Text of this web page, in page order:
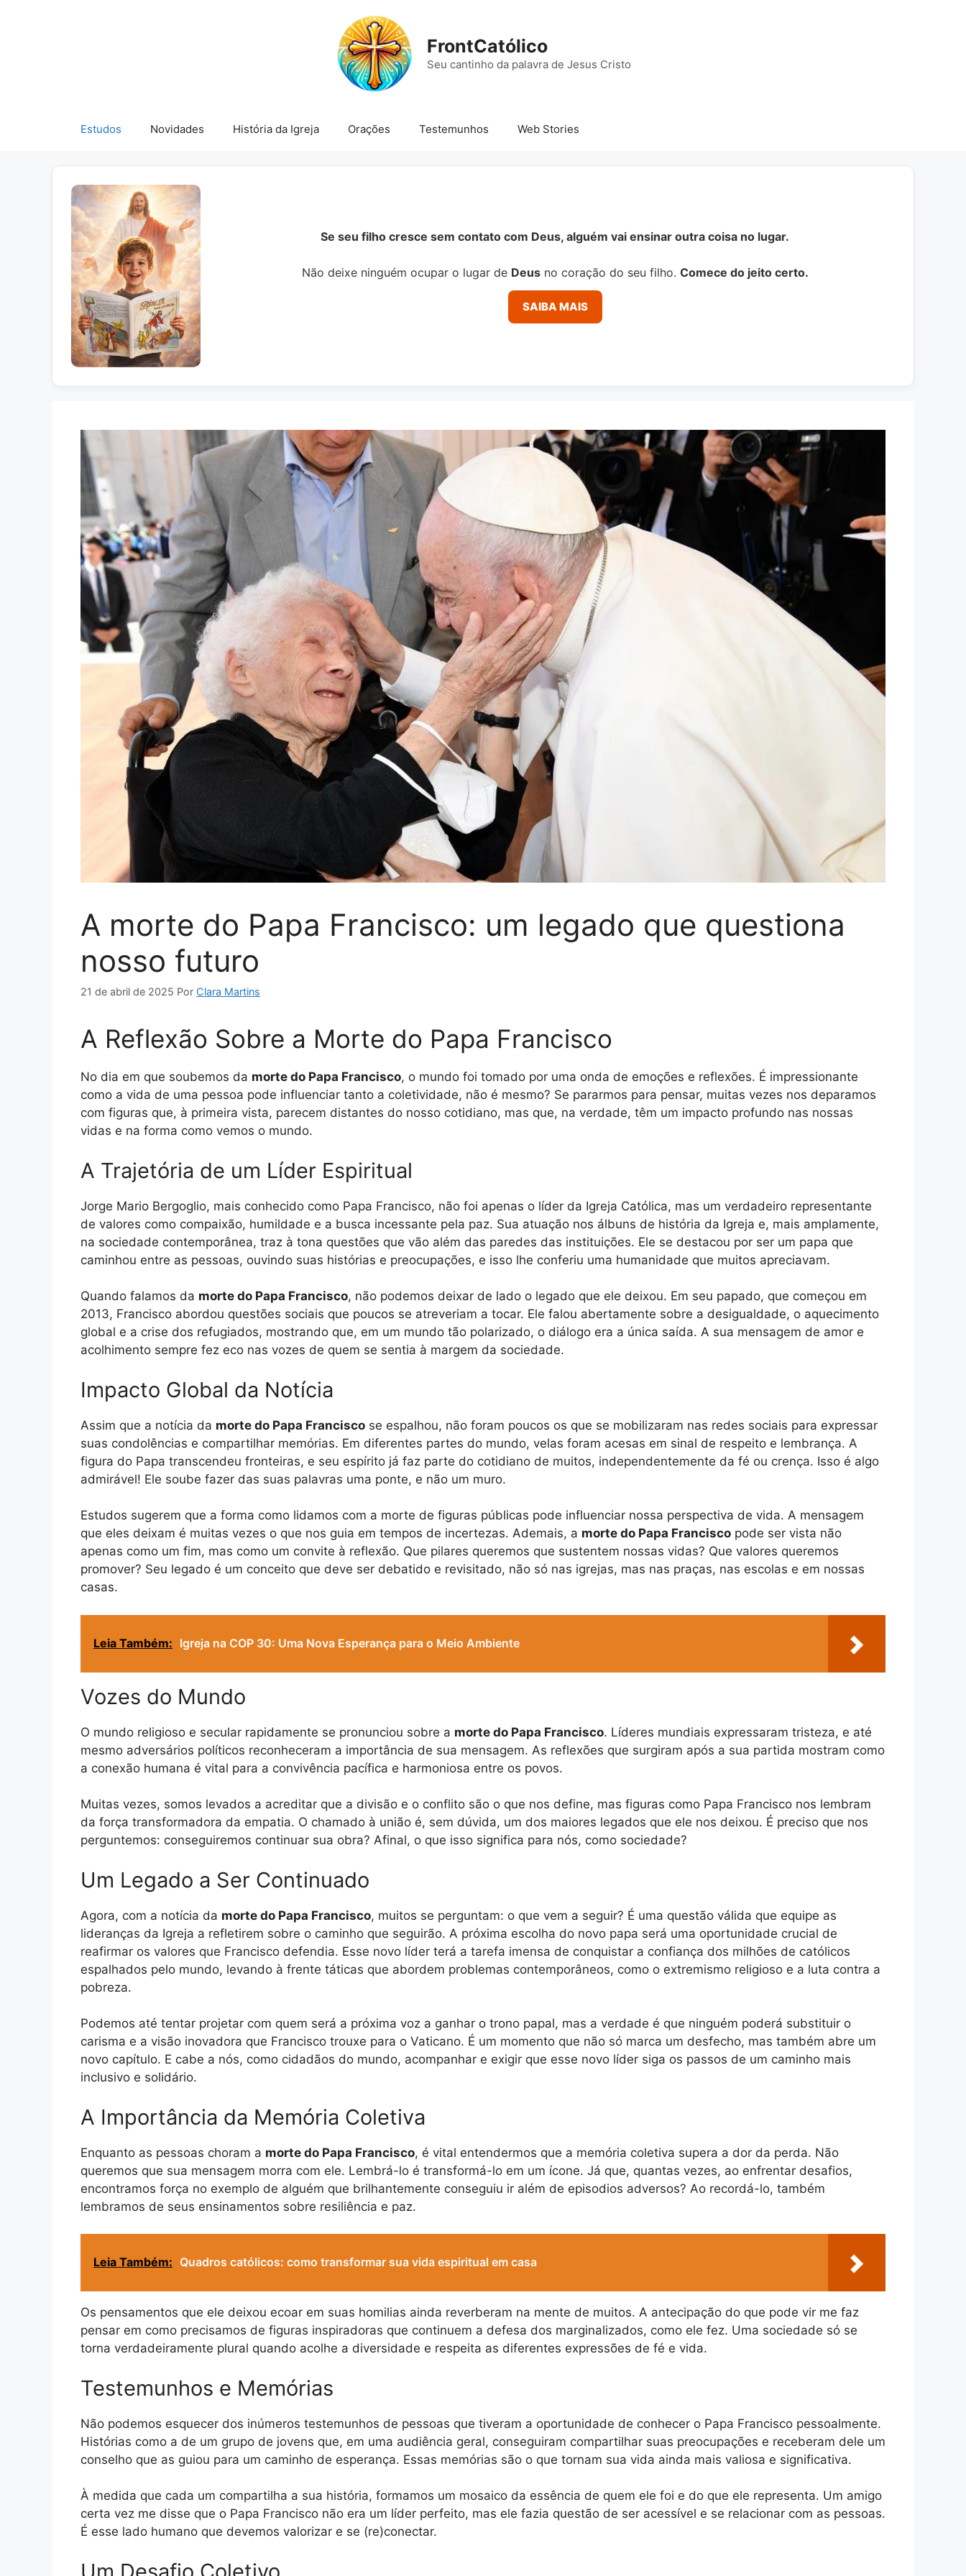
FrontCatólico
Seu cantinho da palavra de Jesus Cristo
Estudos Novidades História da Igreja Orações Testemunhos Web Stories
Se seu filho cresce sem contato com Deus, alguém vai ensinar outra coisa no lugar.
Não deixe ninguém ocupar o lugar de Deusno coração do seu filho. Comece do jeito certo.
SAIBA MAIS
A morte do Papa Francisco: um legado que questiona
nosso futuro
21 de abril de 2025 Por Clara Martins
A Reflexão Sobre a Morte do Papa Francisco
No dia em que soubemos da morte do Papa Francisco, o mundo foi tomado por uma onda de emoções e reflexões. É impressionante
como a vida de uma pessoa pode influenciar tanto a coletividade, não é mesmo? Se pararmos para pensar, muitas vezes nos deparamos
com figuras que, à primeira vista, parecem distantes do nosso cotidiano, mas que, na verdade, têm um impacto profundo nas nossas
vidas e na forma como vemos o mundo.
A Trajetória de um Líder Espiritual
Jorge Mario Bergoglio, mais conhecido como Papa Francisco, não foi apenas o líder da Igreja Católica, mas um verdadeiro representante
de valores como compaixão, humildade e a busca incessante pela paz. Sua atuação nos álbuns de história da Igreja e, mais amplamente,
na sociedade contemporânea, traz à tona questões que vão além das paredes das instituições. Ele se destacou por ser um papa que
caminhou entre as pessoas, ouvindo suas histórias e preocupações, e isso lhe conferiu uma humanidade que muitos apreciavam.
Quando falamos da morte do Papa Francisco, não podemos deixar de lado o legado que ele deixou. Em seu papado, que começou em
2013, Francisco abordou questões sociais que poucos se atreveriam a tocar. Ele falou abertamente sobre a desigualdade, o aquecimento
global e a crise dos refugiados, mostrando que, em um mundo tão polarizado, o diálogo era a única saída. A sua mensagem de amor e
acolhimento sempre fez eco nas vozes de quem se sentia à margem da sociedade.
Impacto Global da Notícia
Assim que a notícia da morte do Papa Francisco se espalhou, não foram poucos os que se mobilizaram nas redes sociais para expressar
suas condolências e compartilhar memórias. Em diferentes partes do mundo, velas foram acesas em sinal de respeito e lembrança. A
figura do Papa transcendeu fronteiras, e seu espírito já faz parte do cotidiano de muitos, independentemente da fé ou crença. Isso é algo
admirável! Ele soube fazer das suas palavras uma ponte, e não um muro.
Estudos sugerem que a forma como lidamos com a morte de figuras públicas pode influenciar nossa perspectiva de vida. A mensagem
que eles deixam é muitas vezes o que nos guia em tempos de incertezas. Ademais, a morte do Papa Francisco pode ser vista não
apenas como um fim, mas como um convite à reflexão. Que pilares queremos que sustentem nossas vidas? Que valores queremos
promover? Seu legado é um conceito que deve ser debatido e revisitado, não só nas igrejas, mas nas praças, nas escolas e em nossas
casas.
Leia Também: Igreja na COP 30: Uma Nova Esperança para o Meio Ambiente
Vozes do Mundo
O mundo religioso e secular rapidamente se pronunciou sobre a morte do Papa Francisco. Líderes mundiais expressaram tristeza, e até
mesmo adversários políticos reconheceram a importância de sua mensagem. As reflexões que surgiram após a sua partida mostram como
a conexão humana é vital para a convivência pacífica e harmoniosa entre os povos.
Muitas vezes, somos levados a acreditar que a divisão e o conflito são o que nos define, mas figuras como Papa Francisco nos lembram
da força transformadora da empatia. O chamado à união é, sem dúvida, um dos maiores legados que ele nos deixou. É preciso que nos
perguntemos: conseguiremos continuar sua obra? Afinal, o que isso significa para nós, como sociedade?
Um Legado a Ser Continuado
Agora, com a notícia da morte do Papa Francisco, muitos se perguntam: o que vem a seguir? É uma questão válida que equipe as
lideranças da Igreja a refletirem sobre o caminho que seguirão. A próxima escolha do novo papa será uma oportunidade crucial de
reafirmar os valores que Francisco defendia. Esse novo líder terá a tarefa imensa de conquistar a confiança dos milhões de católicos
espalhados pelo mundo, levando à frente táticas que abordem problemas contemporâneos, como o extremismo religioso e a luta contra a
pobreza.
Podemos até tentar projetar com quem será a próxima voz a ganhar o trono papal, mas a verdade é que ninguém poderá substituir o
carisma e a visão inovadora que Francisco trouxe para o Vaticano. É um momento que não só marca um desfecho, mas também abre um
novo capítulo. E cabe a nós, como cidadãos do mundo, acompanhar e exigir que esse novo líder siga os passos de um caminho mais
inclusivo e solidário.
A Importância da Memória Coletiva
Enquanto as pessoas choram a morte do Papa Francisco, é vital entendermos que a memória coletiva supera a dor da perda. Não
queremos que sua mensagem morra com ele. Lembrá-lo é transformá-lo em um ícone. Já que, quantas vezes, ao enfrentar desafios,
encontramos força no exemplo de alguém que brilhantemente conseguiu ir além de episodios adversos? Ao recordá-lo, também
lembramos de seus ensinamentos sobre resiliência e paz.
Leia Também: Quadros católicos: como transformar sua vida espiritual em casa
Os pensamentos que ele deixou ecoar em suas homilias ainda reverberam na mente de muitos. A antecipação do que pode vir me faz
pensar em como precisamos de figuras inspiradoras que continuem a defesa dos marginalizados, como ele fez. Uma sociedade só se
torna verdadeiramente plural quando acolhe a diversidade e respeita as diferentes expressões de fé e vida.
Testemunhos e Memórias
Não podemos esquecer dos inúmeros testemunhos de pessoas que tiveram a oportunidade de conhecer o Papa Francisco pessoalmente.
Histórias como a de um grupo de jovens que, em uma audiência geral, conseguiram compartilhar suas preocupações e receberam dele um
conselho que as guiou para um caminho de esperança. Essas memórias são o que tornam sua vida ainda mais valiosa e significativa.
À medida que cada um compartilha a sua história, formamos um mosaico da essência de quem ele foi e do que ele representa. Um amigo
certa vez me disse que o Papa Francisco não era um líder perfeito, mas ele fazia questão de ser acessível e se relacionar com as pessoas.
É esse lado humano que devemos valorizar e se (re)conectar.